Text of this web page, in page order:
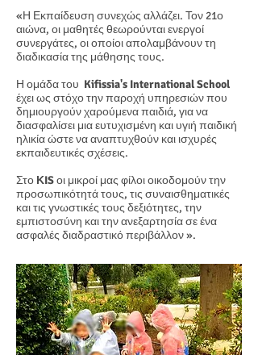
«Η Εκπαίδευση συνεχώς αλλάζει. Τον 21ο
αιώνα, οι μαθητές θεωρούνται ενεργοί
συνεργάτες, οι οποίοι απολαμβάνουν τη
διαδικασία της μάθησης τους.
Η ομάδα του Kifissia's International School
έχει ως στόχο την παροχή υπηρεσιών που
δημιουργούν χαρούμενα παιδιά, για να
διασφαλίσει μια ευτυχισμένη και υγιή παιδική
ηλικία ώστε να αναπτυχθούν και ισχυρές
εκπαιδευτικές σχέσεις.
Στο ΚISοι μικροί μας φίλοι οικοδομούν την
προσωπικότητά τους, τις συναισθηματικές
και τις γνωστικές τους δεξιότητες, την
εμπιστοσύνη και την ανεξαρτησία σε ένα
ασφαλές διαδραστικό περιβάλλον ».